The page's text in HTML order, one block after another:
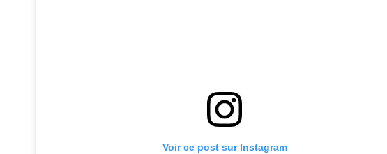
Voir ce post sur Instagram